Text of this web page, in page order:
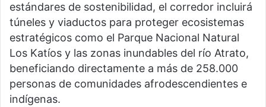
estándares de sostenibilidad, el corredor incluirá
túneles y viaductos para proteger ecosistemas
estratégicos como el Parque Nacional Natural
Los Katíos y las zonas inundables del río Atrato,
beneficiando directamente a más de 258.000
personas de comunidades afrodescendientes e
indígenas.